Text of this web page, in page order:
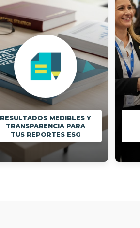
RESULTADOS MEDIBLES Y
TRANSPARENCIA PARA
TUS REPORTES ESG